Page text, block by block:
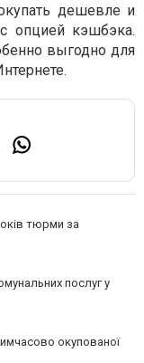
дешевле и
опцией кэшбэка.
выгодно для
тюрми за
послуг у
окупованої